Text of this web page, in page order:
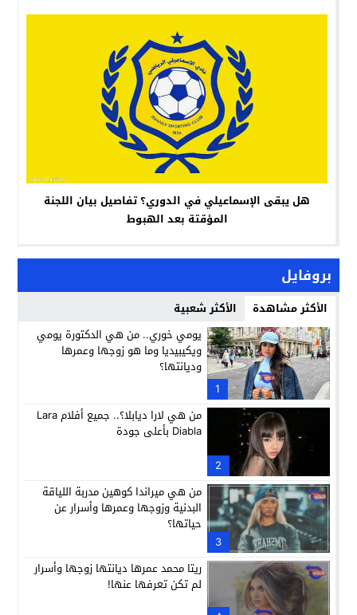
هل يبقى الإسماعيلي في الدوري؟ تفاصيل بيان اللجنة
المؤقتة بعد الهبوط
بروفايل
الأكثر مشاهدة الأكثر شعبية
1
يومي خوري.. من هي الدكتورة يومي
ويكيبيديا وما هو زوجها وعمرها
وديانتها؟
2
من هي لارا ديابلا؟.. جميع أفلام Lara
Diabla بأعلى جودة
3
من هي ميراندا كوهين مدربة اللياقة
البدنية وزوجها وعمرها وأسرار عن
حياتها؟
ريتا محمد عمرها ديانتها زوجها وأسرار
لم تكن تعرفها عنها!